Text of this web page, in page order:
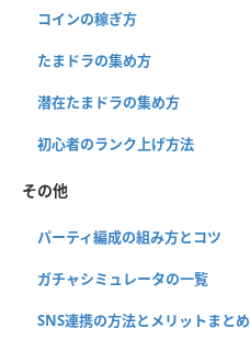
コインの稼ぎ方
たまドラの集め方
潜在たまドラの集め方
初心者のランク上げ方法
その他
パーティ編成の組み方とコツ
ガチャシミュレータの一覧
SNS連携の方法とメリットまとめ